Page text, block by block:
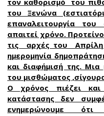
του Ξενώνα
επαναλειτουργία
απαιτεί χρόνο.
τις αρχές του
ημερομηνία
και διαφήμισή της.
του μισθώματος
Ο χρόνος πιέζει
κατάστασης δεν
ενημερώνουμε ότι